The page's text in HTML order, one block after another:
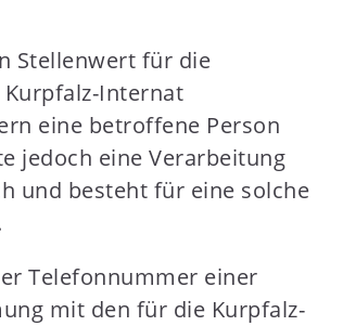
Stellenwert für die
Internat
eine betroffene Person
jedoch eine Verarbeitung
und besteht für eine solche
Telefonnummer einer
mit den für die Kurpfalz-